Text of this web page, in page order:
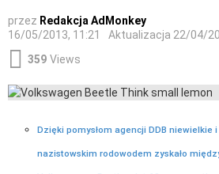
przez Redakcja AdMonkey
16/05/2013, 11:21
Aktualizacja 22/04/
359 Views
Dzięki pomysłom agencji DDB
nazistowskim rodowodem zyskało